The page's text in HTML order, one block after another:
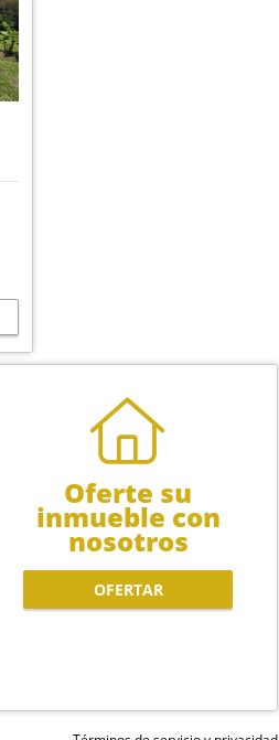
Oferte su
inmueble con
nosotros
OFERTAR